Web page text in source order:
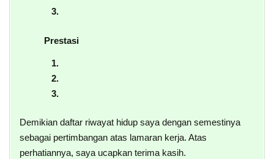
Prestasi
Demikian daftar riwayat hidup saya dengan semestinya
sebagai pertimbangan atas lamaran kerja. Atas
perhatiannya, saya ucapkan terima kasih.